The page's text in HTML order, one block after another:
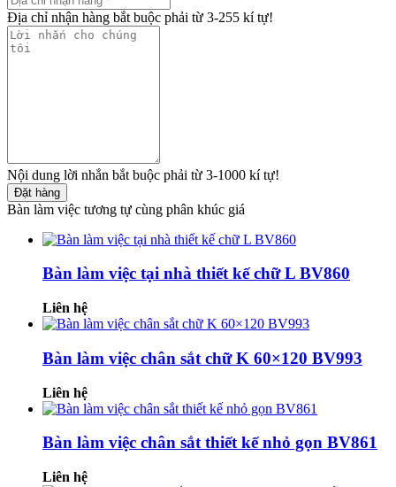
Địa chỉ nhận hàng bắt buộc phải từ 3-255 kí tự!
Nội dung lời nhắn bắt buộc phải từ 3-1000 kí tự!
Đặt hàng
Bàn làm việc tương tự cùng phân khúc giá
Bàn làm việc tại nhà thiết kế chữ L BV860
Liên hệ
Bàn làm việc chân sắt chữ K 60×120 BV993
Liên hệ
Bàn làm việc chân sắt thiết kế nhỏ gọn BV861
Liên hệ